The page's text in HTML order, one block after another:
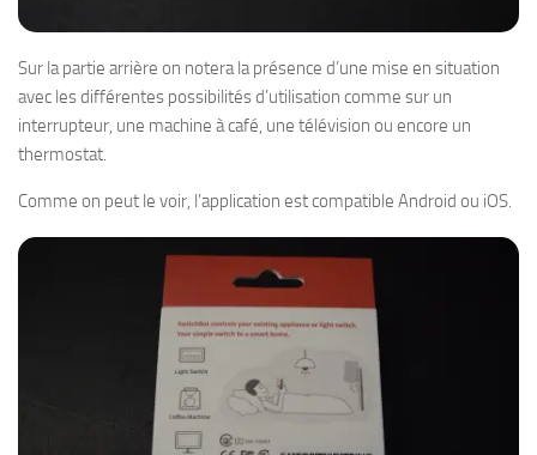
Sur la partie arrière on notera la présence d’une mise en situation
avec les différentes possibilités d’utilisation comme sur un
interrupteur, une machine à café, une télévision ou encore un
thermostat.
Comme on peut le voir, l’application est compatible Android ou iOS.